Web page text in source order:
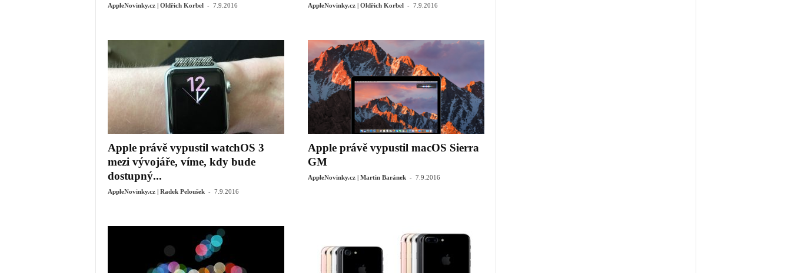
AppleNovinky.cz | Oldřich Korbel - 7.9.2016 AppleNovinky.cz | Oldřich Korbel - 7.9.2016
Apple právě vypustil watchOS 3
mezi vývojáře, víme, kdy bude
dostupný...
AppleNovinky.cz | Radek Peloušek - 7.9.2016
Apple právě vypustil macOS Sierra
GM
AppleNovinky.cz | Martin Baránek - 7.9.2016